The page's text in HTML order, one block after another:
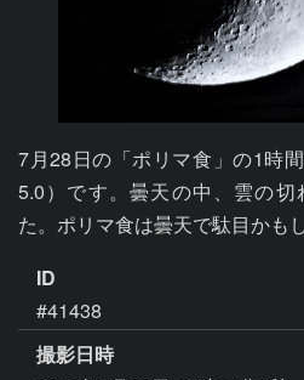
7月28日の「ポリマ食」の1時
5.0）です。曇天の中、雲の
た。ポリマ食は曇天で駄目かも
ID
#41438
撮影日時